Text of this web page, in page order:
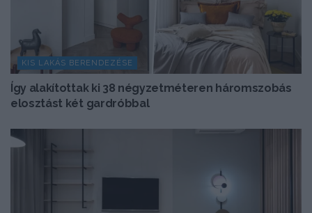
KIS LAKÁS BERENDEZÉSE
Így alakítottak ki 38 négyzetméteren háromszobás
elosztást két gardróbbal